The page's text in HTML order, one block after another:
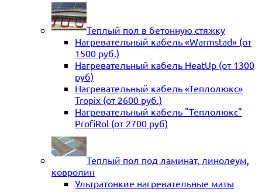
Теплый пол в бетонную стяжку
Нагревательный кабель «Warmstad» (от
1500 руб.)
Нагревательный кабель HeatUp (от 1300
руб)
Нагревательный кабель «Теплолюкс»
Tropix (от 2600 руб.)
Нагревательный кабель "Теплолюкс"
ProfiRol (от 2700 руб)
Теплый пол под ламинат, линолеум,
ковролин
Ультратонкие нагревательные маты